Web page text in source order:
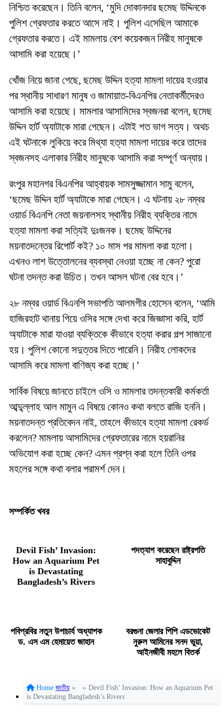
নিশ্চিত করেছেন। তিনি বলেন, ‘মুদি দোকানদার ছমেছ উদ্দিনকে
পুলিশ গ্রেফতার করতে আসে নাই। পুলিশ এসেছিল আমাকে
গ্রেফতার করতে। এই মামলায় বেশ কয়েকজন নিরীহ মানুষকে
আসামি করা হয়েছে।’
খোঁজ নিয়ে জানা গেছে, ছমেছ উদ্দিন হত্যা মামলা দায়ের হওয়ার
পর স্থানীয় সাধারণ মানুষ ও জামায়াত-বিএনপির নেতাকর্মীদেরও
আসামি করা হয়েছে। মামলার আসামিদের স্বজনরা বলেন, ছমেছ
উদ্দিন হার্ট অ্যাটাকে মারা গেছেন। এটাই শত ভাগ সত্য। অথচ
এই ঘটনাকে লুকিয়ে করে মিথ্যা হত্যা মামলা দায়ের করে তাদের
স্বজনসহ এলাকার নিরীহ মানুষকে আসামি করা সম্পূর্ণ অন্যায়।
রংপুর মহানগর বিএনপির আহ্বায়ক সামসুজ্জামান সামু বলেন,
‘ছমেছ উদ্দিন হার্ট অ্যাটাকে মারা গেছেন। এ ঘটনায় ২৮ নম্বর
ওয়ার্ড বিএনপি নেতা জয়নালসহ স্থানীয় নিরীহ ব্যক্তির নামে
হত্যা মামলা করা সত্যিই দুঃজনক। ছমেছ উদ্দিনের
ময়নাতদন্তের রিপোর্ট কই? ১০ মাস পর মামলা করা হলো।
এখনও লাশ উত্তোলনের ব্যবস্থা নেওয়া হচ্ছে না কেন? পুরো
ঘটনা তদন্ত করা উচিত। তখন আসল ঘটনা বের হবে।’
২৮ নম্বর ওয়ার্ড বিএনপি সভাপতি আলমগীর হোসেন বলেন, ‘আমি
হাজিরহাট থানায় গিয়ে ওসির সঙ্গে দেখা করে জিজ্ঞাসা করি, হার্ট
অ্যাটাকে মারা যাওয়া ব্যক্তিকে কীভাবে হত্যা করার গল্প সাজানো
হয়। পুলিশ কোনো সদুত্তর দিতে পারেনি। নিরীহ লোকদের
আসামি করে মামলা বাণিজ্য করা হচ্ছে।’
সার্বিক বিষয়ে জানতে চাইলে ওসি ও মামলার তদন্তকারী কর্মকর্তা
আব্দু্ল্লাহ আল মামুন এ বিষয়ে কোনও কথা বলতে রাজি হননি।
ময়নাতদন্ত প্রতিবেদন নাই, তাহলে কীভাবে হত্যা মামলা রেকর্ড
করলেন? মামলায় আসামিদের গ্রেফতারের নামে হয়রানির
অভিযোগ করা হচ্ছে কেন? এমন প্রশ্ন করা হলে তিনি ওপর
মহলের সঙ্গে কথা বলার পরামর্শ দেন।
সম্পর্কিত খবর
Devil Fish’ Invasion:
How an Aquarium Pet
is Devastating
Bangladesh’s Rivers
পদত্যাগ করেছেন রাষ্ট্রপতি
সাহাবুদ্দিন
পবিপ্রবির নতুন উপাচার্য অধ্যাপক
ড. এস এম হেমায়েত জাহান
বরগুনা জেলার পিপি এডভোকেট
নুরুল আমিনের সনদ ভুয়া,
আইনজীবী মহলে বিতর্ক
Home জাতীয় » » Devil Fish’ Invasion: How an Aquarium Pet
is Devastating Bangladesh’s Rivers